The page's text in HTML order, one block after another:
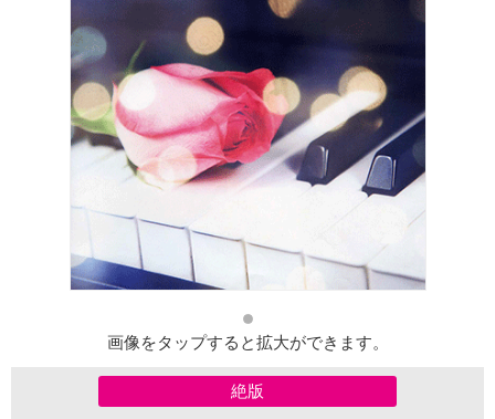
画像をタップすると拡大ができます。
絶版